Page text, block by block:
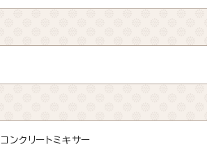
ンクリートミキサー